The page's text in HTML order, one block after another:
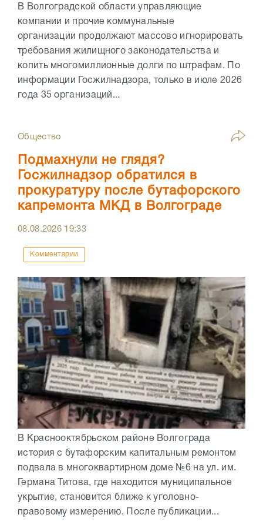
В Волгоградской области управляющие
компании и прочие коммунальные
организации продолжают массово игнорировать
требования жилищного законодательства и
копить многомиллионные долги по штрафам. По
информации Госжилнадзора, только в июле 2026
года 35 организаций...
Общество
Подмахнули не глядя?
Госжилнадзор обратился в
прокуратуру после бутафорского
капремонта МКД в Волгограде
08.08.2026 19:33
Комментарии
В Краснооктябрьском районе Волгограда
история с бутафорским капитальным ремонтом
подвала в многоквартирном доме №6 на ул. им.
Германа Титова, где находится муниципальное
укрытие, становится ближе к уголовно-
правовому измерению. После публикации...